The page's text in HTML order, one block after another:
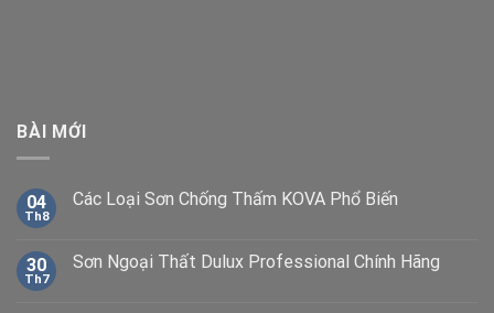
BÀI MỚI
04
Th8
Các Loại Sơn Chống Thấm KOVA Phổ Biến
30
Th7
Sơn Ngoại Thất Dulux Professional Chính Hãng